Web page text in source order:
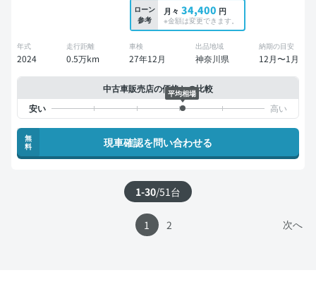
ローン
参考
月々 34,400 円
※金額は変更できます。
年式
2024
走行距離
0.5万km
車検
27年12月
出品地域
神奈川県
納期の目安
12月〜1月
中古車販売店の価格との比較
平均相場
無
料
現車確認を問い合わせる
1-30/51台
次へ
1 2